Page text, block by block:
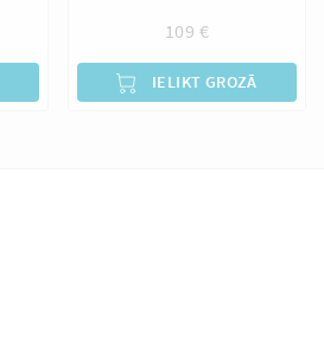
109 €
IELIKT GROZĀ